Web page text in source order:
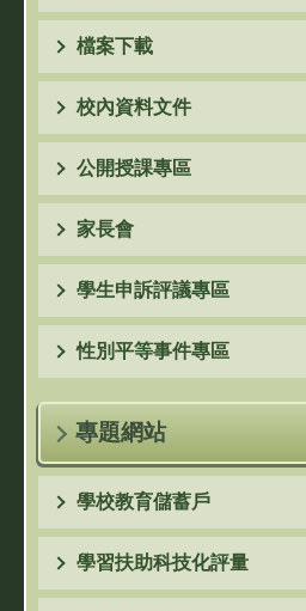
檔案下載
校內資料文件
公開授課專區
家長會
學生申訴評議專區
性別平等事件專區
專題網站
學校教育儲蓄戶
學習扶助科技化評量